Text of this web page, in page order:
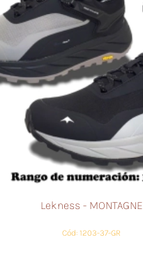
Lekness - MONTAGNE
Cód: 1203-37-GR